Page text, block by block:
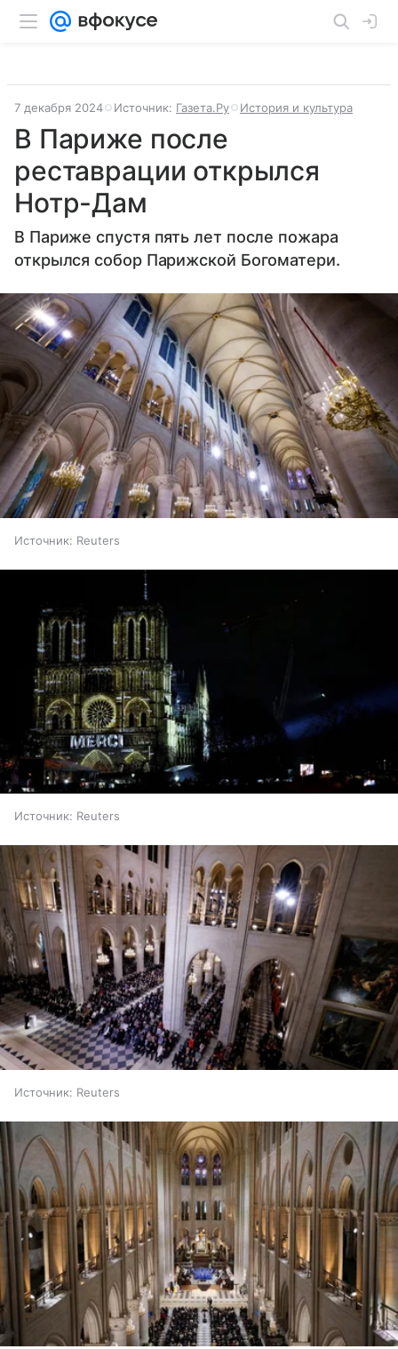
7 декабря 2024 Источник: Газета.Ру История и культура
В Париже после
реставрации открылся
Нотр-Дам
В Париже спустя пять лет после пожара
открылся собор Парижской Богоматери.
Источник: Reuters
Источник: Reuters
Источник: Reuters